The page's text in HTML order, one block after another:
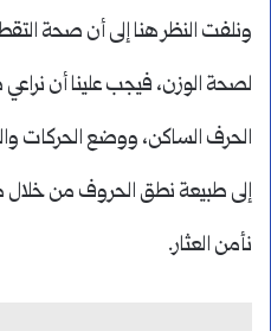
ونلفت النظر هنا إلى أن صحة
لصحة الوزن، فيجب علينا أن
الحرف الساكن، ووضع الحركات
إلى طبيعة نطق الحروف من خلال
نأمن العثار.